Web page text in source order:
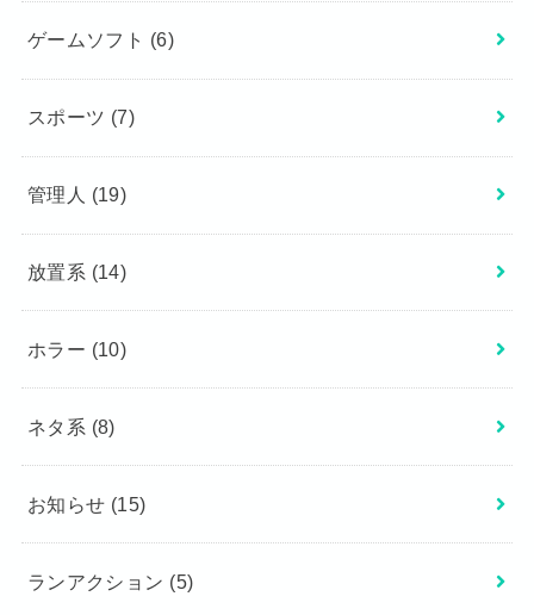
ゲームソフト (6)
スポーツ (7)
管理人 (19)
放置系 (14)
ホラー (10)
ネタ系 (8)
お知らせ (15)
ランアクション (5)